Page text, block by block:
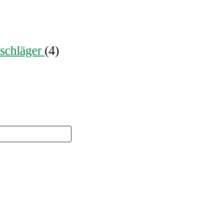
(4)